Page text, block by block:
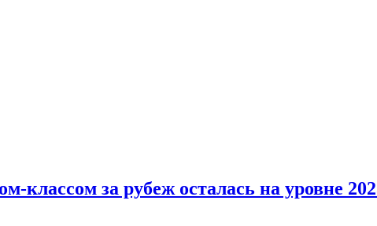
классом за рубеж осталась на уровне